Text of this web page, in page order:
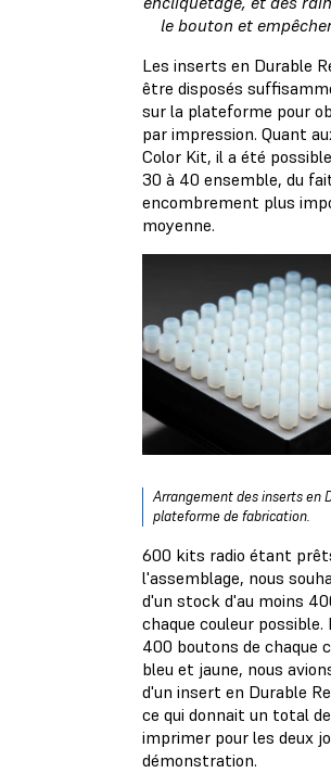
le bouton et
Les inserts en Durable
être disposés
sur la plateforme pour
par impression. Quant
Color Kit, il a été
30 à 40 ensemble, du
encombrement plus
moyenne.
Arrangement des inserts en
plateforme de fabrication.
600 kits radio étant
l'assemblage, nous
d'un stock d'au moins
chaque couleur possible.
400 boutons de chaque
bleu et jaune, nous
d'un insert en Durable
ce qui donnait un total
imprimer pour les deux
démonstration.